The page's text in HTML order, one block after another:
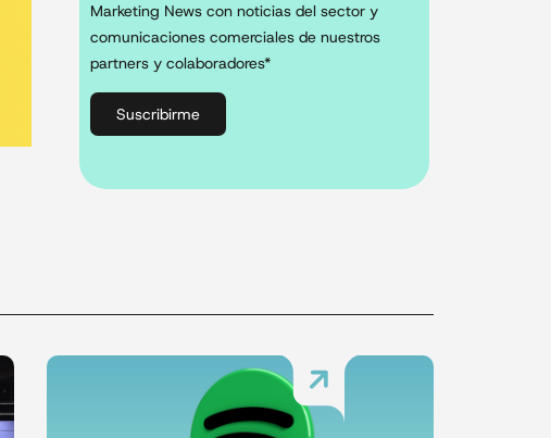
Marketing News con noticias del sector y
comunicaciones comerciales de nuestros
partners y colaboradores*
Suscribirme